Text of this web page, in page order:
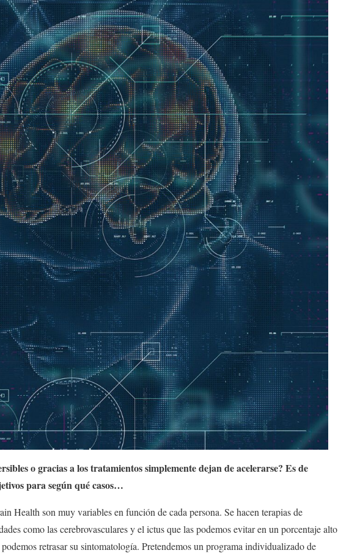
o gracias a los tratamientos simplemente dejan de acelerarse? Es de
para según qué casos…
Health son muy variables en función de cada persona. Se hacen terapias de
como las cerebrovasculares y el ictus que las podemos evitar en un porcentaje alto
retrasar su sintomatología. Pretendemos un programa individualizado de